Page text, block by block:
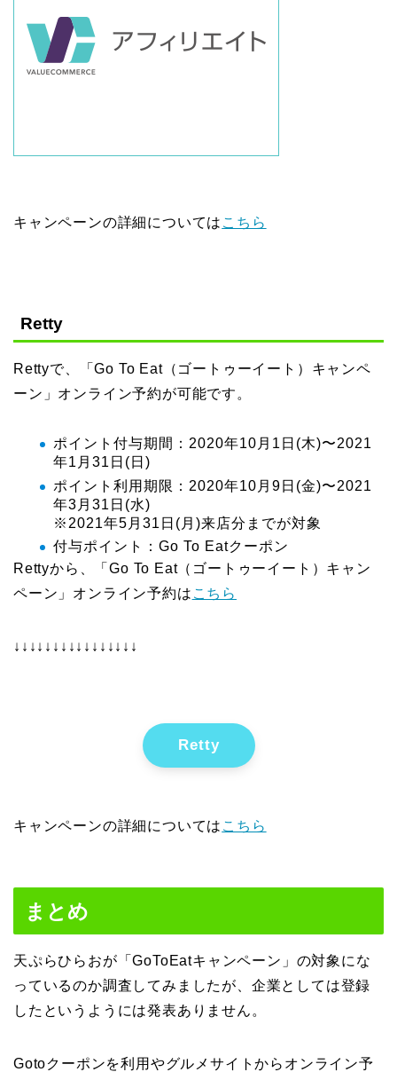
キャンペーンの詳細については こちら
Retty
Rettyで、「Go To Eat（ゴートゥーイート）キャンペ
ーン」オンライン予約が可能です。
ポイント付与期間：2020年10月1日(木)〜2021
年1月31日(日)
ポイント利用期限：2020年10月9日(金)〜2021
年3月31日(水)
※2021年5月31日(月)来店分までが対象
付与ポイント：Go To Eatクーポン
Rettyから、「Go To Eat（ゴートゥーイート）キャン
ペーン」オンライン予約は こちら
↓↓↓↓↓↓↓↓↓↓↓↓↓↓↓↓
Retty
キャンペーンの詳細については こちら
まとめ
天ぷらひらおが「GoToEatキャンペーン」の対象にな
っているのか調査してみましたが、企業としては登録
したというようには発表ありません。
Gotoクーポンを利用やグルメサイトからオンライン予